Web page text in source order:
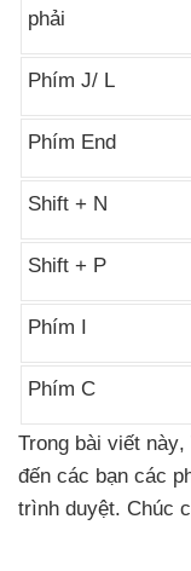
phải
Phím J/ L
Phím End
Shift + N
Shift + P
Phím I
Phím C
Trong bài viết này,
đến các bạn các
trình duyệt. Chúc